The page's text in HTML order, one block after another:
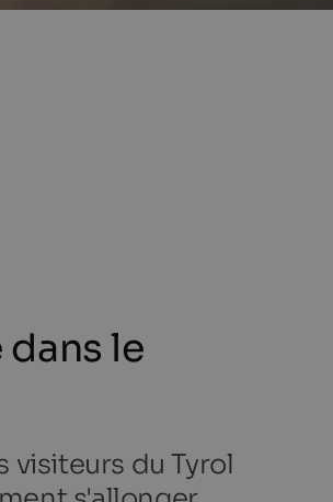
le
visiteurs du Tyrol